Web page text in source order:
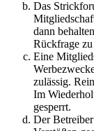
Das
dann
Rückfrage
Eine
zulässig.
Im
gesperrt.
Der